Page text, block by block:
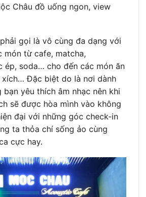
Châu đồ uống ngon, view
gọi là vô cùng đa dạng với
món từ cafe, matcha,
ép, soda… cho đến các món ăn
xích… Đặc biệt do là nơi dành
bạn yêu thích âm nhạc nên khi
sẽ được hòa mình vào không
đại với những góc check-in
ta thỏa chí sống ảo cùng
cực hay.